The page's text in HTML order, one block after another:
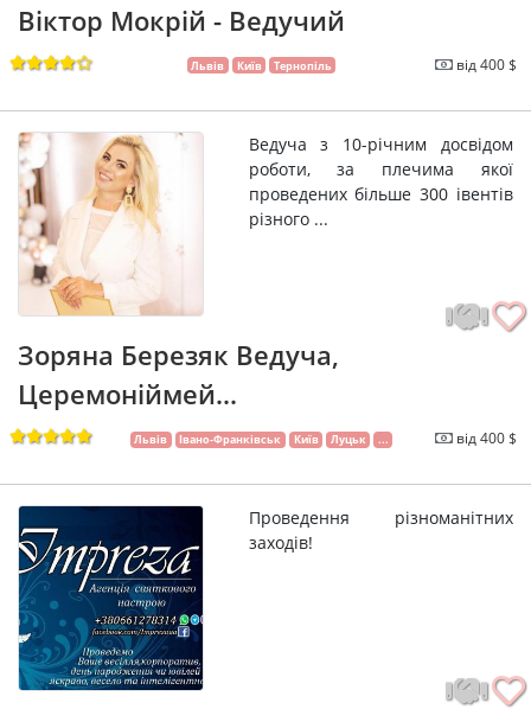
Віктор Мокрій - Ведучий
Львів Київ Тернопіль від 400 $
Ведуча з 10-річним досвідом
роботи, за плечима якої
проведених більше 300 івентів
різного ...
Зоряна Березяк Ведуча,
Церемоніймей...
Львів Івано-Франківськ Київ Луцьк ... від 400 $
Проведення різноманітних
заходів!